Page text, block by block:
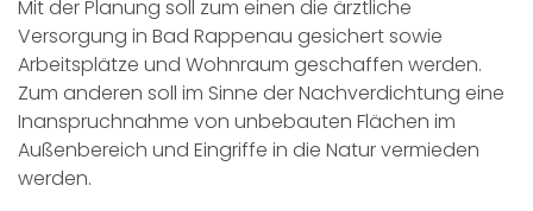
Mit der Planung soll zum einen die ärztliche
Versorgung in Bad Rappenau gesichert sowie
Arbeitsplätze und Wohnraum geschaffen werden.
Zum anderen soll im Sinne der Nachverdichtung eine
Inanspruchnahme von unbebauten Flächen im
Außenbereich und Eingriffe in die Natur vermieden
werden.